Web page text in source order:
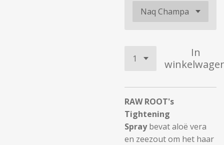
In
RAW ROOT's
Tightening
Spray bevat aloë vera
en zeezout om het haar